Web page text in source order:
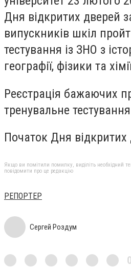
Дня відкритих дверей
випускників шкіл
тестування із ЗНО з
географії, фізики та
Реєстрація бажаючих
тренувальне
Початок Дня
Якщо ви помітили помилку, виділіть необхідний
повідомити про це редакцію
РЕПОРТЕР
Сергей Роздум